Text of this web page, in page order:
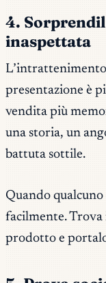
4.
inaspettata
presentazione è
vendita più
una storia, un
battuta sottile.
Quando
facilmente.
prodotto e